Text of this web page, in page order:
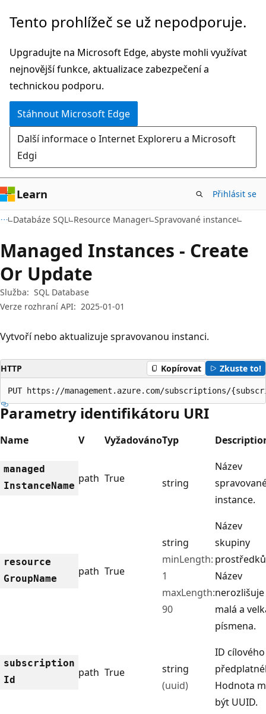
Přeskočit
hlavní
obsah
Přeskočit
navigaci
na
stránce
Tento prohlížeč se už nepodporuje.
Upgradujte na Microsoft Edge, abyste mohli využívat
nejnovější funkce, aktualizace zabezpečení a
technickou podporu.
Stáhnout Microsoft Edge
Další informace o Internet Exploreru a Microsoft
Edgi
Learn Přihlásit se
Databáze SQL Resource Manager Spravované instance
Managed Instances - Create
Or Update
Služba: SQL Database
Verze rozhraní API: 2025-01-01
Vytvoří nebo aktualizuje spravovanou instanci.
HTTP Kopírovat Zkuste to!
PUT https://management.azure.com/subscriptions/
Parametry identifikátoru URI
Name V VyžadovánoTyp
managed
InstanceName
path True string
Název
instance.
resource
GroupName
path True
string
minLength:
1
maxLength:
90
Název
skupiny
Název
nerozlišuje
malá a
písmena.
subscription
Id
path True
string
(uuid)
ID cílového
Hodnota
být UUID.